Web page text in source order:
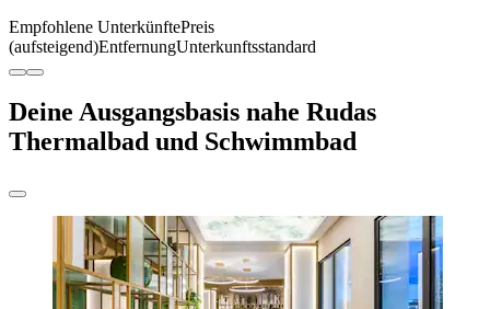
Empfohlene UnterkünftePreis
(aufsteigend)EntfernungUnterkunftsstandard
Deine Ausgangsbasis nahe Rudas
Thermalbad und Schwimmbad